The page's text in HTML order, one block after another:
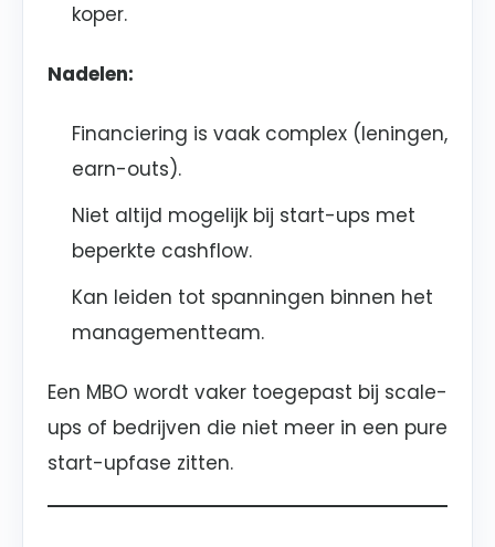
koper.
Nadelen:
Financiering is vaak complex (leningen,
earn-outs).
Niet altijd mogelijk bij start-ups met
beperkte cashflow.
Kan leiden tot spanningen binnen het
managementteam.
Een MBO wordt vaker toegepast bij scale-
ups of bedrijven die niet meer in een pure
start-upfase zitten.